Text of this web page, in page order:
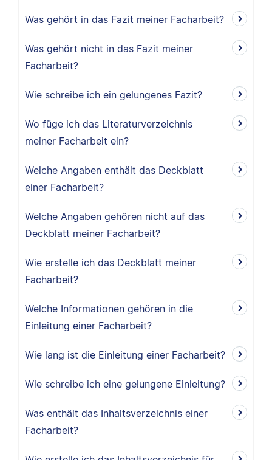
Was gehört in das Fazit meiner Facharbeit?
Was gehört nicht in das Fazit meiner
Facharbeit?
Wie schreibe ich ein gelungenes Fazit?
Wo füge ich das Literaturverzeichnis
meiner Facharbeit ein?
Welche Angaben enthält das Deckblatt
einer Facharbeit?
Welche Angaben gehören nicht auf das
Deckblatt meiner Facharbeit?
Wie erstelle ich das Deckblatt meiner
Facharbeit?
Welche Informationen gehören in die
Einleitung einer Facharbeit?
Wie lang ist die Einleitung einer Facharbeit?
Wie schreibe ich eine gelungene Einleitung?
Was enthält das Inhaltsverzeichnis einer
Facharbeit?